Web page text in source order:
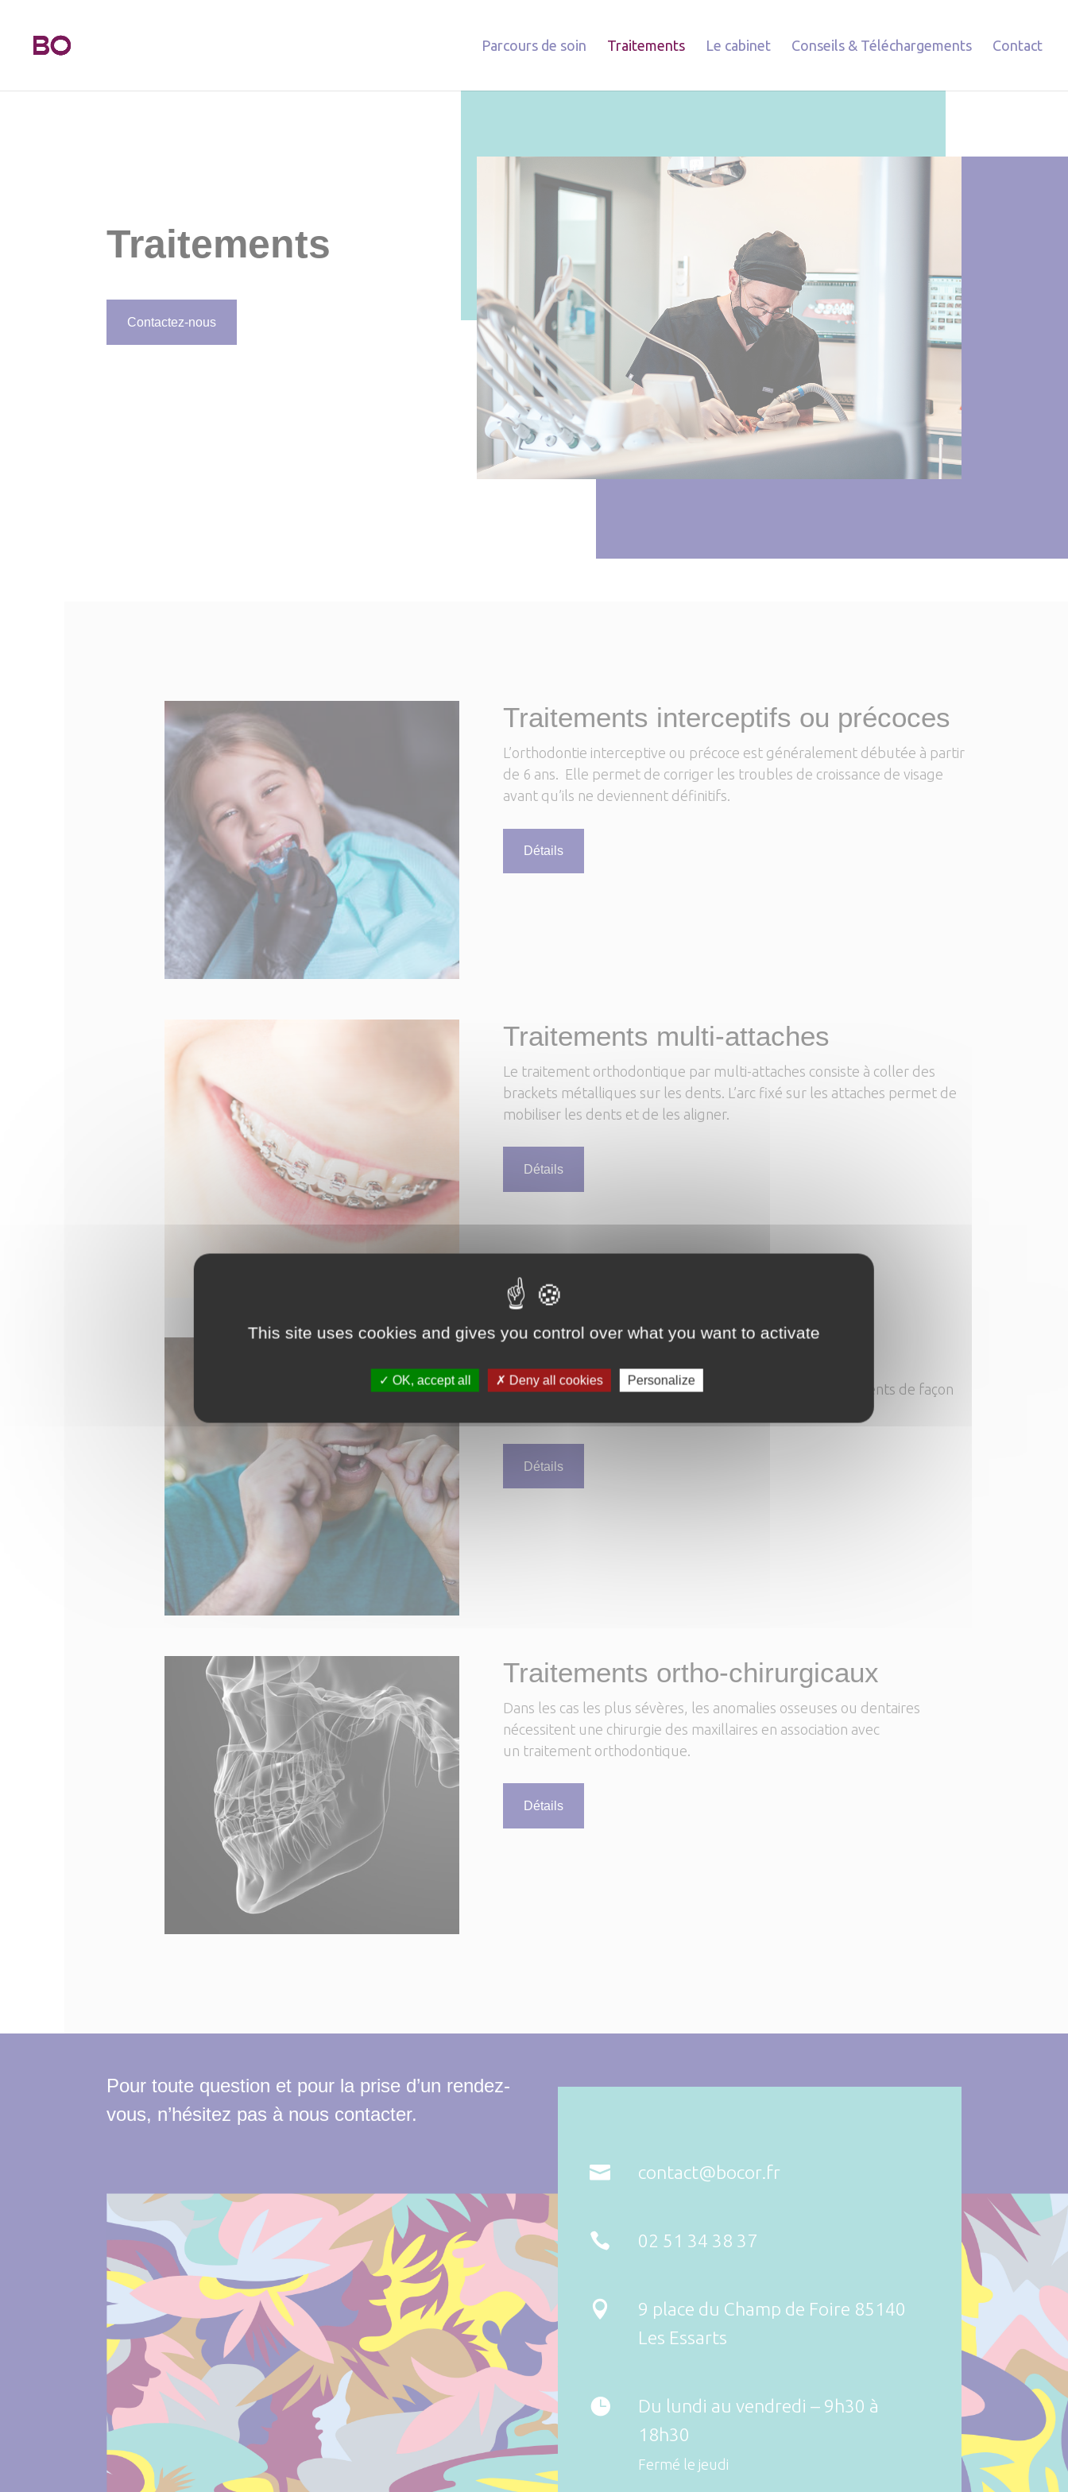
Parcours de soin Traitements Le cabinet Conseils & Téléchargements Contact
Traitements
Contactez-nous
Traitements interceptifs ou précoces
L’orthodontie interceptive ou précoce est généralement débutée à partir
de 6 ans. Elle permet de corriger les troubles de croissance de visage
avant qu’ils ne deviennent définitifs.
Détails
Traitements multi-attaches
Le traitement orthodontique par multi-attaches consiste à coller des
brackets métalliques sur les dents. L’arc fixé sur les attaches permet de
mobiliser les dents et de les aligner.
Détails
À tout âge, il est possible déplacer progressivement les dents de façon
Détails
Traitements ortho-chirurgicaux
Dans les cas les plus sévères, les anomalies osseuses ou dentaires
nécessitent une chirurgie des maxillaires en association avec
un traitement orthodontique.
Détails
Pour toute question et pour la prise d’un rendez-
vous, n’hésitez pas à nous contacter.
 contact@bocor.fr
 02 51 34 38 37

9 place du Champ de Foire 85140
Les Essarts

Du lundi au vendredi – 9h30 à
18h30
Fermé le jeudi
This site uses cookies and gives you control over what you want to activate
OK, accept all Deny all cookies Personalize